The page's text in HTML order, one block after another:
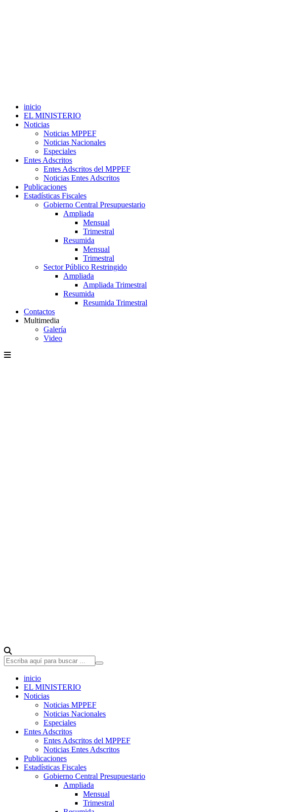
inicio
EL MINISTERIO
Noticias
Noticias MPPEF
Noticias Nacionales
Especiales
Entes Adscritos
Entes Adscritos del MPPEF
Noticias Entes Adscritos
Publicaciones
Estadísticas Fiscales
Gobierno Central Presupuestario
Ampliada
Mensual
Trimestral
Resumida
Mensual
Trimestral
Sector Público Restringido
Ampliada
Ampliada Trimestral
Resumida
Resumida Trimestral
Contactos
Multimedia
Galería
Video
inicio
EL MINISTERIO
Noticias
Noticias MPPEF
Noticias Nacionales
Especiales
Entes Adscritos
Entes Adscritos del MPPEF
Noticias Entes Adscritos
Publicaciones
Estadísticas Fiscales
Gobierno Central Presupuestario
Ampliada
Mensual
Trimestral